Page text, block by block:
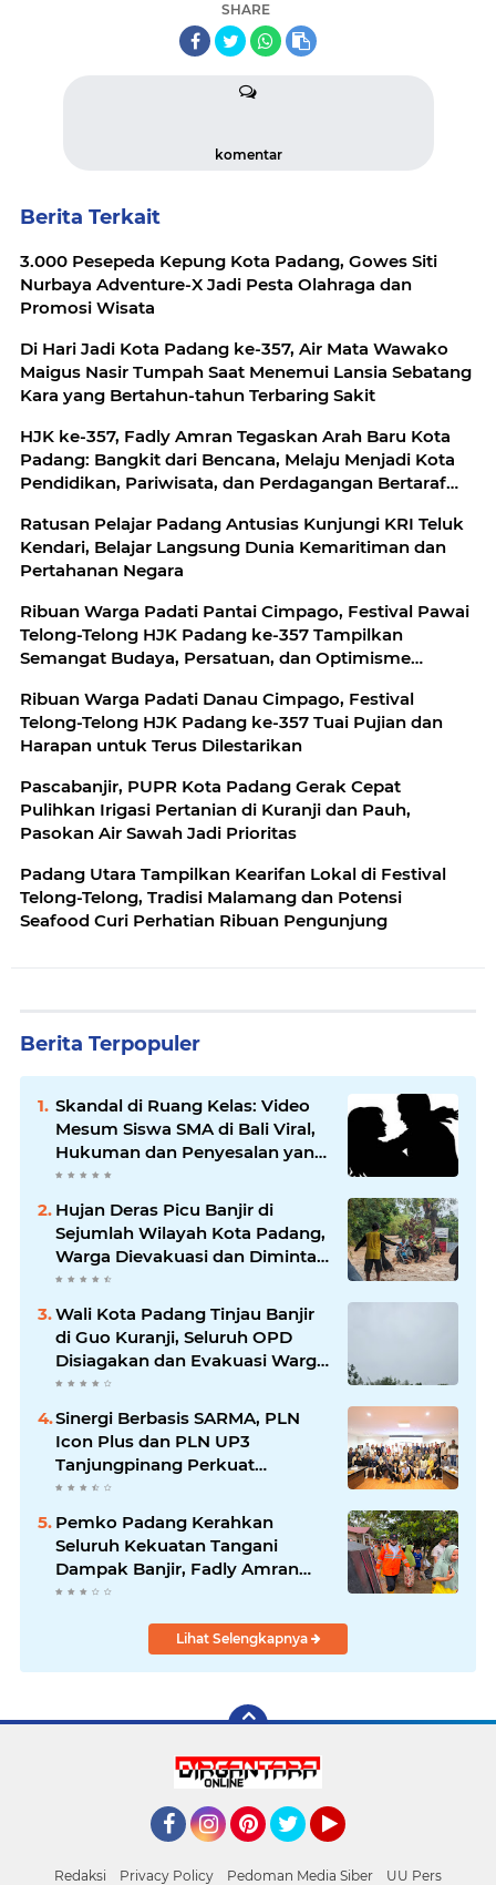
SHARE
komentar
Berita Terkait
3.000 Pesepeda Kepung Kota Padang, Gowes Siti
Nurbaya Adventure-X Jadi Pesta Olahraga dan
Promosi Wisata
Di Hari Jadi Kota Padang ke-357, Air Mata Wawako
Maigus Nasir Tumpah Saat Menemui Lansia Sebatang
Kara yang Bertahun-tahun Terbaring Sakit
HJK ke-357, Fadly Amran Tegaskan Arah Baru Kota
Padang: Bangkit dari Bencana, Melaju Menjadi Kota
Pendidikan, Pariwisata, dan Perdagangan Bertaraf
Ratusan Pelajar Padang Antusias Kunjungi KRI Teluk
Kendari, Belajar Langsung Dunia Kemaritiman dan
Pertahanan Negara
Ribuan Warga Padati Pantai Cimpago, Festival Pawai
Telong-Telong HJK Padang ke-357 Tampilkan
Semangat Budaya, Persatuan, dan Optimisme
Ribuan Warga Padati Danau Cimpago, Festival
Telong-Telong HJK Padang ke-357 Tuai Pujian dan
Harapan untuk Terus Dilestarikan
Pascabanjir, PUPR Kota Padang Gerak Cepat
Pulihkan Irigasi Pertanian di Kuranji dan Pauh,
Pasokan Air Sawah Jadi Prioritas
Padang Utara Tampilkan Kearifan Lokal di Festival
Telong-Telong, Tradisi Malamang dan Potensi
Seafood Curi Perhatian Ribuan Pengunjung
Berita Terpopuler
Skandal di Ruang Kelas: Video
Mesum Siswa SMA di Bali Viral,
Hukuman dan Penyesalan yang
Mengikuti
Hujan Deras Picu Banjir di
Sejumlah Wilayah Kota Padang,
Warga Dievakuasi dan Diminta
Waspada Banjir Susulan
Wali Kota Padang Tinjau Banjir
di Guo Kuranji, Seluruh OPD
Disiagakan dan Evakuasi Warga
Dipercepat
Sinergi Berbasis SARMA, PLN
Icon Plus dan PLN UP3
Tanjungpinang Perkuat
Kolaborasi Strategis
Pemko Padang Kerahkan
Seluruh Kekuatan Tangani
Dampak Banjir, Fadly Amran
Desak Percepatan Proyek
Lihat Selengkapnya
Redaksi Privacy Policy Pedoman Media Siber UU Pers